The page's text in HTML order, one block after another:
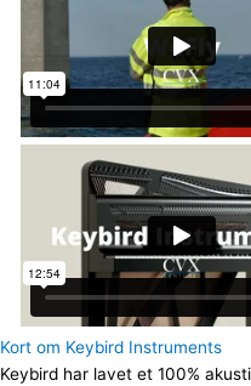
Kort om Keybird Instruments
Keybird har lavet et 100%